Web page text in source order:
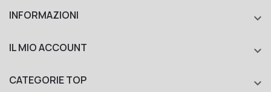
INFORMAZIONI 
IL MIO ACCOUNT 
CATEGORIE TOP 